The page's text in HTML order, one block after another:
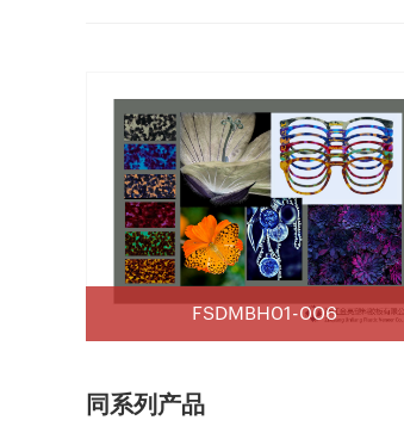
FSDMBH01-006
同系列产品